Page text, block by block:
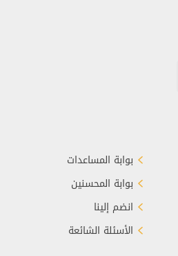
بوابة المساعدات
بوابة المحسنين
انضم إلينا
الأسئلة الشائعة